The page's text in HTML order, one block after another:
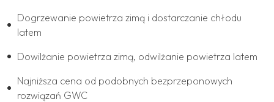
Dogrzewanie powietrza zimą i dostarczanie chłodu
latem
Dowilżanie powietrza zimą, odwilżanie powietrza latem
Najniższa cena od podobnych bezprzeponowych
rozwiązań GWC